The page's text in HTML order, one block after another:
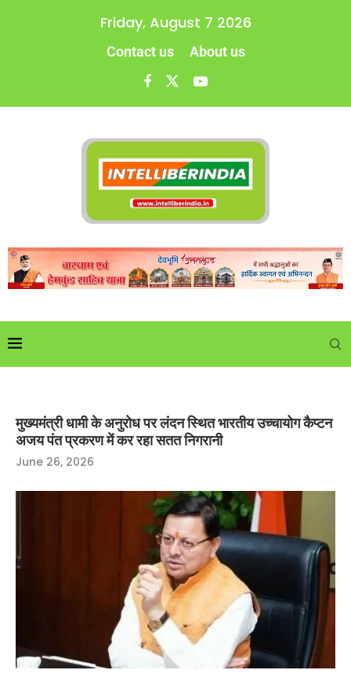
Friday, August 7 2026
Contact us About us
मुख्यमंत्री धामी के अनुरोध पर लंदन स्थित भारतीय उच्चायोग कैप्टन
अजय पंत प्रकरण में कर रहा सतत निगरानी
June 26, 2026